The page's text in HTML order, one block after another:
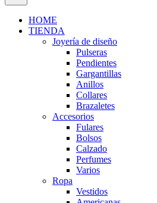
HOME
TIENDA
Joyería de diseño
Pulseras
Pendientes
Gargantillas
Anillos
Collares
Brazaletes
Accesorios
Fulares
Bolsos
Calzado
Perfumes
Varios
Ropa
Vestidos